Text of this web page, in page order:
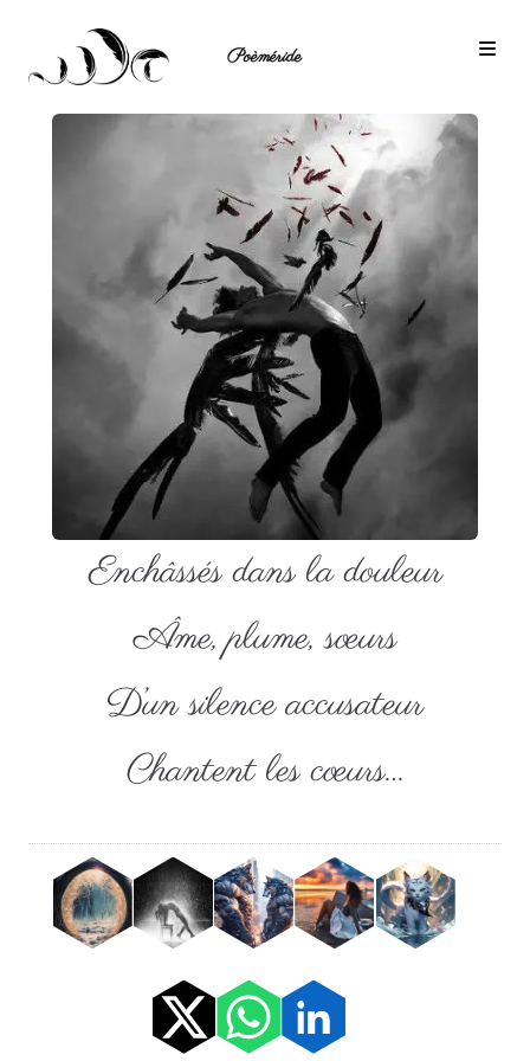
Poèméride
Enchâssés dans la douleur
Âme, plume, sœurs
D’un silence accusateur
Chantent les cœurs…